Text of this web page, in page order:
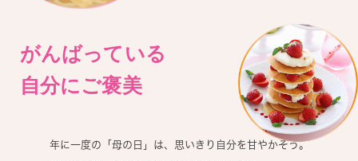
がんばっている
自分にご褒美
年に一度の「母の日」は、思いきり自分を甘やかそう。